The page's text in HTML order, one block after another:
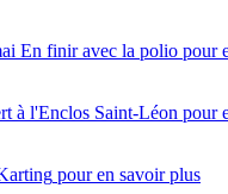
En finir avec la polio pour
à l'Enclos Saint-Léon pour
pour en savoir plus